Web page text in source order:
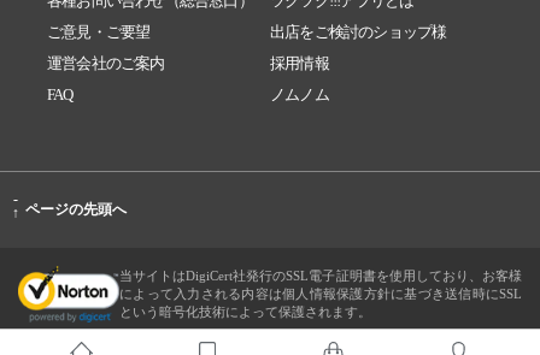
ご意見・ご要望
出店をご検討のショップ様
運営会社のご案内
採用情報
FAQ
ノムノム
-
↑ ページの先頭へ
当サイトはDigiCert社発行のSSL電子証明書を使用しており、お客様
によって入力される内容は個人情報保護方針に基づき送信時にSSL
という暗号化技術によって保護されます。